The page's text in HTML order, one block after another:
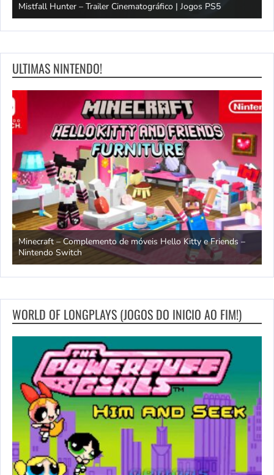
Mistfall Hunter – Trailer Cinematográfico | Jogos PS5
ULTIMAS NINTENDO!
Minecraft – Complemento de móveis Hello Kitty e Friends –
Nintendo Switch
WORLD OF LONGPLAYS (JOGOS DO INICIO AO FIM!)